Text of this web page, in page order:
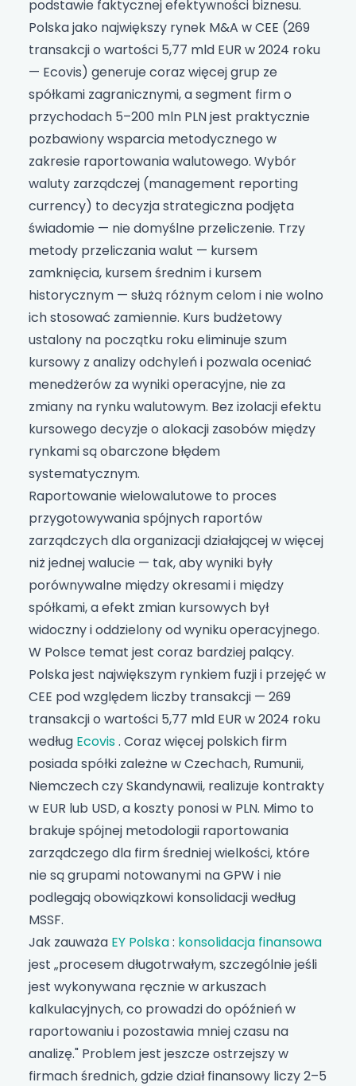
podstawie faktycznej efektywności biznesu.
Polska jako największy rynek M&A w CEE (269
transakcji o wartości 5,77 mld EUR w 2024 roku
— Ecovis) generuje coraz więcej grup ze
spółkami zagranicznymi, a segment firm o
przychodach 5–200 mln PLN jest praktycznie
pozbawiony wsparcia metodycznego w
zakresie raportowania walutowego. Wybór
waluty zarządczej (management reporting
currency) to decyzja strategiczna podjęta
świadomie — nie domyślne przeliczenie. Trzy
metody przeliczania walut — kursem
zamknięcia, kursem średnim i kursem
historycznym — służą różnym celom i nie wolno
ich stosować zamiennie. Kurs budżetowy
ustalony na początku roku eliminuje szum
kursowy z analizy odchyleń i pozwala oceniać
menedżerów za wyniki operacyjne, nie za
zmiany na rynku walutowym. Bez izolacji efektu
kursowego decyzje o alokacji zasobów między
rynkami są obarczone błędem
systematycznym.
Raportowanie wielowalutowe to proces
przygotowywania spójnych raportów
zarządczych dla organizacji działającej w więcej
niż jednej walucie — tak, aby wyniki były
porównywalne między okresami i między
spółkami, a efekt zmian kursowych był
widoczny i oddzielony od wyniku operacyjnego.
W Polsce temat jest coraz bardziej palący.
Polska jest największym rynkiem fuzji i przejęć w
CEE pod względem liczby transakcji — 269
transakcji o wartości 5,77 mld EUR w 2024 roku
według Ecovis. Coraz więcej polskich firm
posiada spółki zależne w Czechach, Rumunii,
Niemczech czy Skandynawii, realizuje kontrakty
w EUR lub USD, a koszty ponosi w PLN. Mimo to
brakuje spójnej metodologii raportowania
zarządczego dla firm średniej wielkości, które
nie są grupami notowanymi na GPW i nie
podlegają obowiązkowi konsolidacji według
MSSF.
Jak zauważa EY Polska: konsolidacja finansowa
jest „procesem długotrwałym, szczególnie jeśli
jest wykonywana ręcznie w arkuszach
kalkulacyjnych, co prowadzi do opóźnień w
raportowaniu i pozostawia mniej czasu na
analizę." Problem jest jeszcze ostrzejszy w
firmach średnich, gdzie dział finansowy liczy 2–5